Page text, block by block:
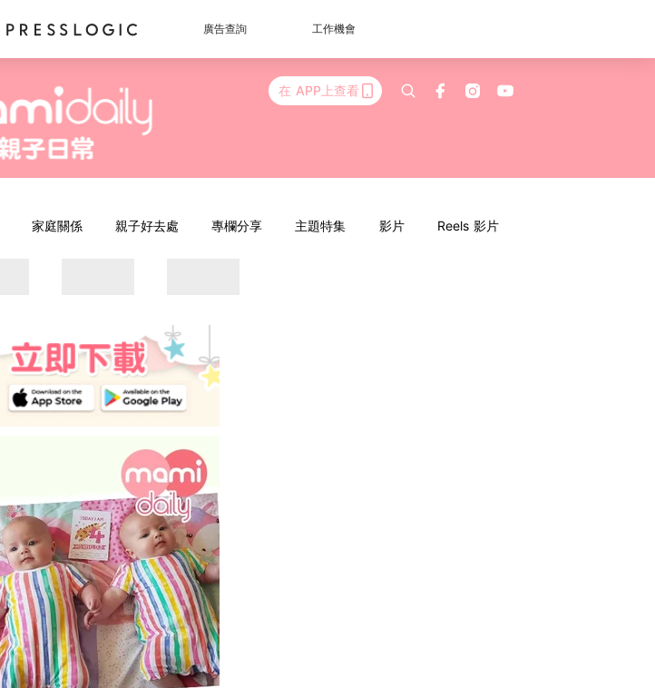
廣告查詢 工作機會
在 APP上查看
家庭關係 親子好去處 專欄分享 主題特集 影片 Reels 影片